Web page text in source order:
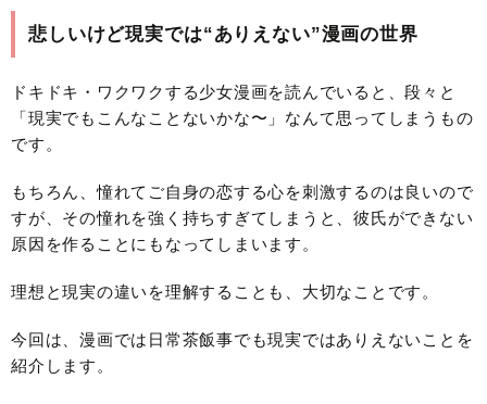
悲しいけど現実では“ありえない”漫画の世界
ドキドキ・ワクワクする少女漫画を読んでいると、段々と
「現実でもこんなことないかな〜」なんて思ってしまうもの
です。
もちろん、憧れてご自身の恋する心を刺激するのは良いので
すが、その憧れを強く持ちすぎてしまうと、彼氏ができない
原因を作ることにもなってしまいます。
理想と現実の違いを理解することも、大切なことです。
今回は、漫画では日常茶飯事でも現実ではありえないことを
紹介します。